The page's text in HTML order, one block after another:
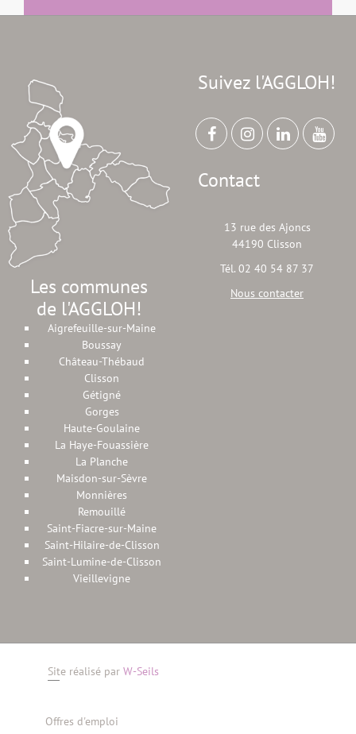
Les communes
de l'AGGLOH!
Aigrefeuille-sur-Maine
Boussay
Château-Thébaud
Clisson
Gétigné
Gorges
Haute-Goulaine
La Haye-Fouassière
La Planche
Maisdon-sur-Sèvre
Monnières
Remouillé
Saint-Fiacre-sur-Maine
Saint-Hilaire-de-Clisson
Saint-Lumine-de-Clisson
Vieillevigne
Suivez l'AGGLOH!
Contact
13 rue des Ajoncs
44190 Clisson
Tél. 02 40 54 87 37
Nous contacter
Site réalisé par W-Seils
Offres d'emploi